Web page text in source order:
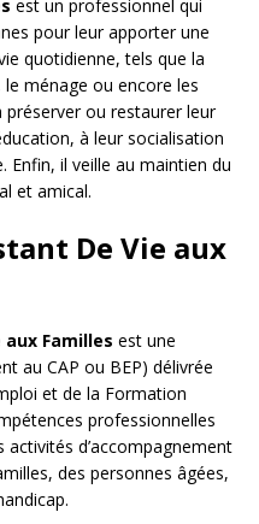
est un professionnel qui
pour leur apporter une
quotidienne, tels que la
le ménage ou encore les
ou restaurer leur
à leur socialisation
Enfin, il veille au maintien du
et amical.
De Vie aux
aux Familles est une
au CAP ou BEP) délivrée
et de la Formation
professionnelles
activités d’accompagnement
des personnes âgées,